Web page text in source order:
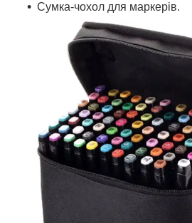
Сумка-чохол для маркерів.